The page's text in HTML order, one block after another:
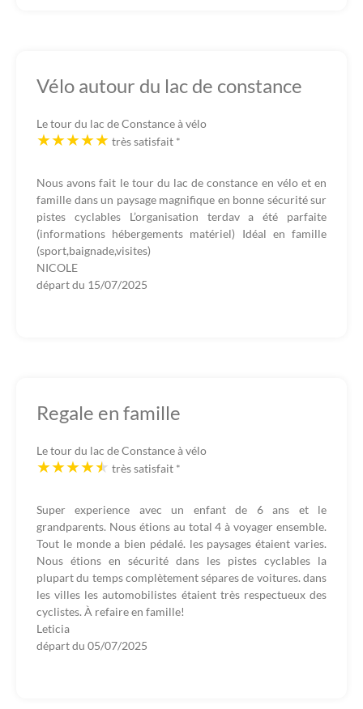
Vélo autour du lac de constance
Le tour du lac de Constance à vélo
très satisfait *
Nous avons fait le tour du lac de constance en vélo et en
famille dans un paysage magnifique en bonne sécurité sur
pistes cyclables L’organisation terdav a été parfaite
(informations hébergements matériel) Idéal en famille
(sport,baignade,visites)
NICOLE
départ du 15/07/2025
Regale en famille
Le tour du lac de Constance à vélo
très satisfait *
Super experience avec un enfant de 6 ans et le
grandparents. Nous étions au total 4 à voyager ensemble.
Tout le monde a bien pédalé. les paysages étaient varies.
Nous étions en sécurité dans les pistes cyclables la
plupart du temps complètement sépares de voitures. dans
les villes les automobilistes étaient très respectueux des
cyclistes. À refaire en famille!
Leticia
départ du 05/07/2025